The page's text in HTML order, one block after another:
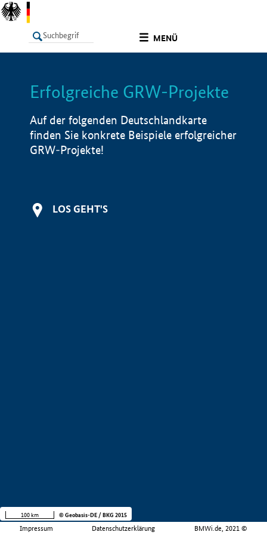
MENÜ
LISTE Info
Erfolgreiche GRW-Projekte
Auf der folgenden Deutschlandkarte
finden Sie konkrete Beispiele erfolgreicher
GRW-Projekte!
LOS GEHT'S
Impressum Datenschutzerklärung BMWi.de, 2021 ©
100 km © Geobasis-DE / BKG 2015